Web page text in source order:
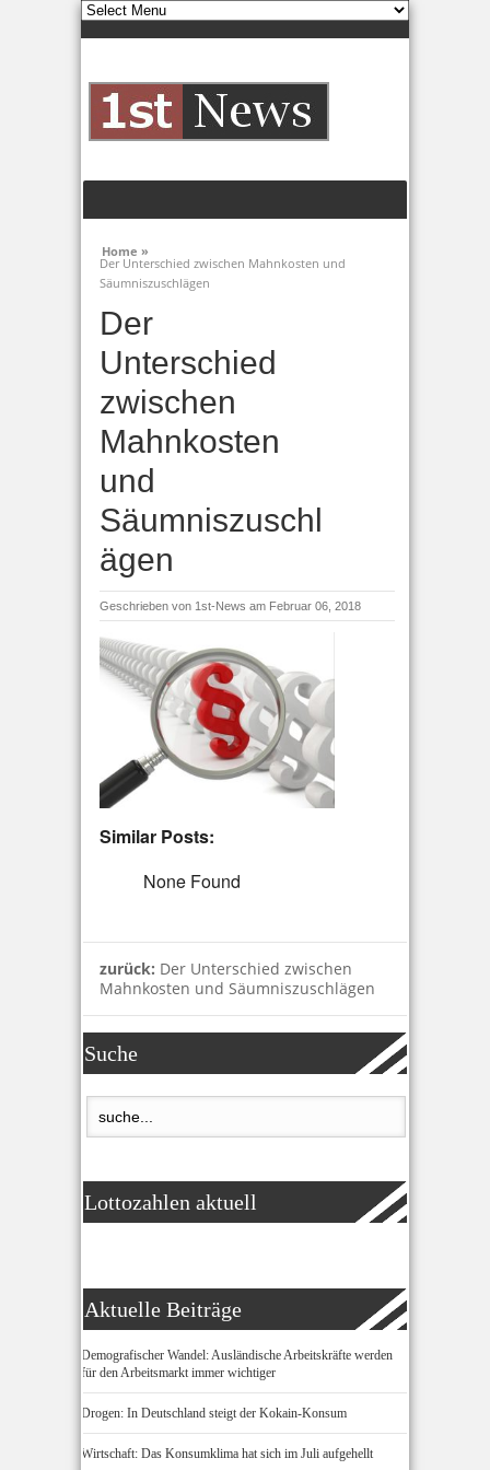
Home »
Der Unterschied zwischen Mahnkosten und
Säumniszuschlägen
Der
Unterschied
zwischen
Mahnkosten
und
Säumniszuschl
ägen
Geschrieben von 1st-News am Februar 06, 2018
Similar Posts:
None Found
zurück: Der Unterschied zwischen
Mahnkosten und Säumniszuschlägen
Suche
Lottozahlen aktuell
Aktuelle Beiträge
Demografischer Wandel: Ausländische Arbeitskräfte werden
für den Arbeitsmarkt immer wichtiger
Drogen: In Deutschland steigt der Kokain-Konsum
Wirtschaft: Das Konsumklima hat sich im Juli aufgehellt